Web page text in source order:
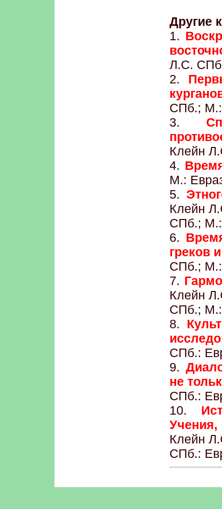
Другие
1.
Л.С.
2.
СПб.; М.:
3.
Клейн
4.
М.:
5.
Клейн
СПб.; М.:
6.
греков
СПб.; М.:
7.
Клейн
СПб.; М.:
8.
СПб.:
9.
не
СПб.:
10.
Клейн
СПб.: